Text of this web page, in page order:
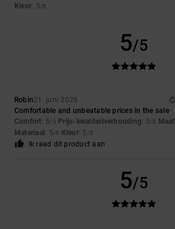
Kleur: 5/5
5/5
Robin21. juni 2026
Comfortable and unbeatable prices in the sale
Comfort: 5/5 Prijs-kwaliteitverhouding: 5/5 Maat
Materiaal : 5/5 Kleur: 5 /5
Ik raad dit product aan
5/5